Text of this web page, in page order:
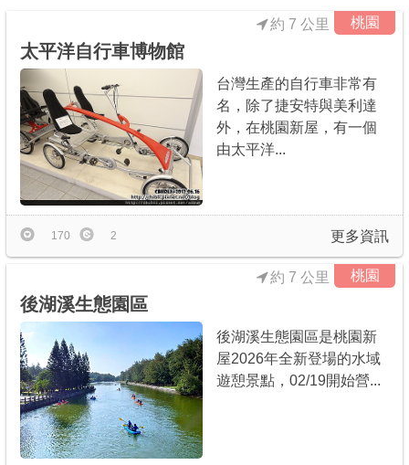
最新消息
最新留言
商家合作
推薦景點
討論區
聯絡我們
APP下載
桃園
約 7 公里
太平洋自行車博物館
台灣生產的自行車非常有
名，除了捷安特與美利達
外，在桃園新屋，有一個
由太平洋...
更多資訊
170 2
桃園
約 7 公里
後湖溪生態園區
後湖溪生態園區是桃園新
屋2026年全新登場的水域
遊憩景點，02/19開始營...